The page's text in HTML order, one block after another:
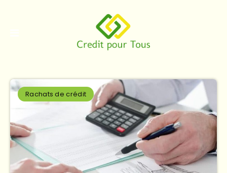
Rachats de crédit